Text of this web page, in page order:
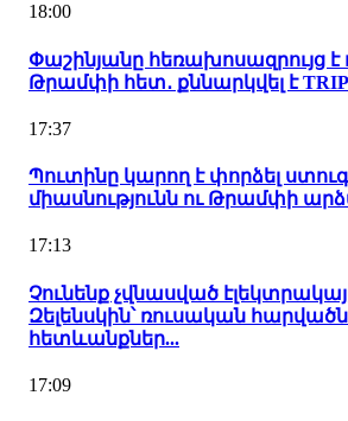
18:00
Փաշինյանը հեռախոսազրույց է
Թրամփի հետ․ քննարկվել է
17:37
Պուտինը կարող է փորձել
միասնությունն ու Թրամփի
17:13
Չունենք չվնասված
Զելենսկին՝ ռուսական
հետևանքներ...
17:09